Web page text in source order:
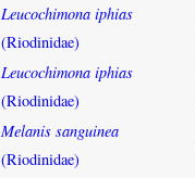
Leucochimona iphias
(Riodinidae)
Leucochimona iphias
(Riodinidae)
Melanis sanguinea
(Riodinidae)